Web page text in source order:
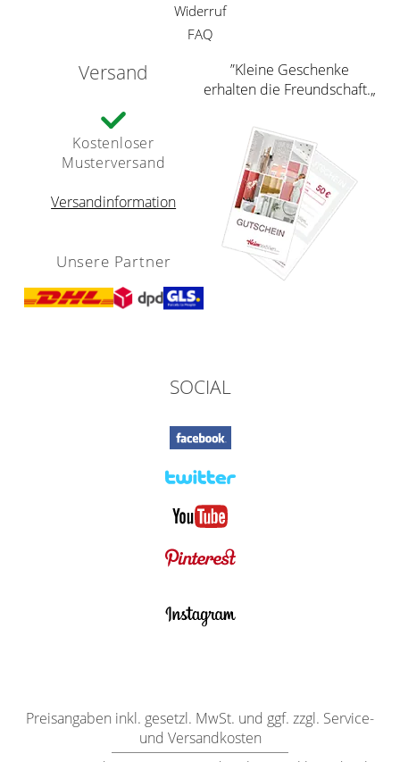
Widerruf
FAQ
Versand
Kostenloser
Musterversand
Versandinformation
Unsere Partner
”Kleine Geschenke
erhalten die Freundschaft.„
SOCIAL
Preisangaben inkl. gesetzl. MwSt. und ggf. zzgl. Service-
und Versandkosten